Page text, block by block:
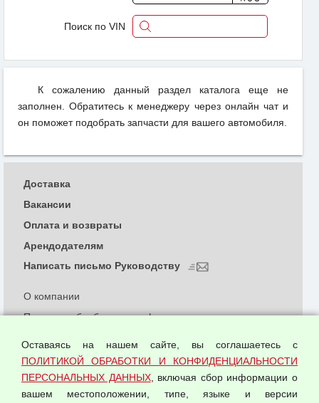
Поиск по VIN
К сожалению данный раздел каталога еще не
заполнен. Обратитесь к менеджеру через онлайн чат и
он поможет подобрать запчасти для вашего автомобиля.
О компании
Политика обработки и конфиденциальности
Согласием на обработку персональных данных
Оферта оптовой купли-продажи
Публичная оферта
Доставка
Вакансии
Оплата и возвраты
Арендодателям
Написать письмо Руководству
Оставаясь на нашем сайте, вы соглашаетесь с
ПОЛИТИКОЙ ОБРАБОТКИ И КОНФИДЕНЦИАЛЬНОСТИ
ПЕРСОНАЛЬНЫХ ДАННЫХ, включая сбор информации о
вашем местоположении, типе, языке и версии